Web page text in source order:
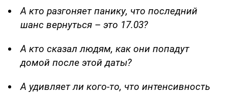
А кто разгоняет панику, что последний
шанс вернуться – это 17.03?
А кто сказал людям, как они попадут
домой после этой даты?
А удивляет ли кого-то, что интенсивность